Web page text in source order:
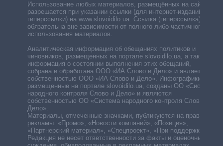
Использование любых материалов, размещённых на сайте,
разрешается при указании ссылки (для интернет-изданий —
гиперссылки) на www.slovoidilo.ua. Ссылка (гиперссылка)
обязательна вне зависимости от полного либо частичного
использования материалов.
Аналитическая информация об обещаниях политиков и
чиновников, размещенных на портале slovoidilo.ua, а также
информация о состоянии выполнения этих обещаний,
собрана и обработана ООО «ИА Слово и Дело» и является
собственностью ООО «ИА Слово и Дело». Инфографики,
размещенные на портале slovoidilo.ua, созданы ОО «Система
народного контроля Слово и Дело» и являются
собственностью ОО «Система народного контроля Слово и
Дело».
Материалы, отмеченные значками, публикуются на правах
рекламы: «Промо», «Новости компаний», «Позиция»,
«Партнерский материал», «Спецпроект», «При поддержке».
Редакция не несет ответственности за факты и оценочные